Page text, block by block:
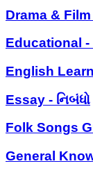
Drama & Film
Educational -
English
Essay - નિબંધો
Folk Songs
General